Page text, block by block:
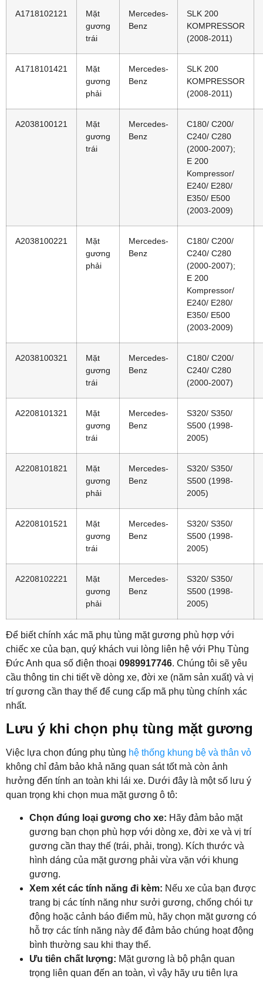
A1718102121
Mặt
gương
trái
Mercedes-
Benz
SLK 200
KOMPRESSOR
(2008-2011)
A1718101421
Mặt
gương
phải
Mercedes-
Benz
SLK 200
KOMPRESSOR
(2008-2011)
A2038100121
Mặt
gương
trái
Mercedes-
Benz
C180/ C200/
C240/ C280
(2000-2007);
E 200
Kompressor/
E240/ E280/
E350/ E500
(2003-2009)
A2038100221
Mặt
gương
phải
Mercedes-
Benz
C180/ C200/
C240/ C280
(2000-2007);
E 200
Kompressor/
E240/ E280/
E350/ E500
(2003-2009)
A2038100321
Mặt
gương
trái
Mercedes-
Benz
C180/ C200/
C240/ C280
(2000-2007)
A2208101321
Mặt
gương
trái
Mercedes-
Benz
S320/ S350/
S500 (1998-
2005)
A2208101821
Mặt
gương
phải
Mercedes-
Benz
S320/ S350/
S500 (1998-
2005)
A2208101521
Mặt
gương
trái
Mercedes-
Benz
S320/ S350/
S500 (1998-
2005)
A2208102221
Mặt
gương
phải
Mercedes-
Benz
S320/ S350/
S500 (1998-
2005)
Để biết chính xác mã phụ tùng mặt gương phù hợp với
chiếc xe của bạn, quý khách vui lòng liên hệ với Phụ Tùng
Đức Anh qua số điện thoại 0989917746. Chúng tôi sẽ yêu
cầu thông tin chi tiết về dòng xe, đời xe (năm sản xuất) và vị
trí gương cần thay thế để cung cấp mã phụ tùng chính xác
nhất.
Lưu ý khi chọn phụ tùng mặt gương
Việc lựa chọn đúng phụ tùng hệ thống khung bệ và thân vỏ
không chỉ đảm bảo khả năng quan sát tốt mà còn ảnh
hưởng đến tính an toàn khi lái xe. Dưới đây là một số lưu ý
quan trọng khi chọn mua mặt gương ô tô:
Chọn đúng loại gương cho xe: Hãy đảm bảo mặt
gương bạn chọn phù hợp với dòng xe, đời xe và vị trí
gương cần thay thế (trái, phải, trong). Kích thước và
hình dáng của mặt gương phải vừa vặn với khung
gương.
Xem xét các tính năng đi kèm: Nếu xe của bạn được
trang bị các tính năng như sưởi gương, chống chói tự
động hoặc cảnh báo điểm mù, hãy chọn mặt gương có
hỗ trợ các tính năng này để đảm bảo chúng hoạt động
bình thường sau khi thay thế.
Ưu tiên chất lượng: Mặt gương là bộ phận quan
trọng liên quan đến an toàn, vì vậy hãy ưu tiên lựa